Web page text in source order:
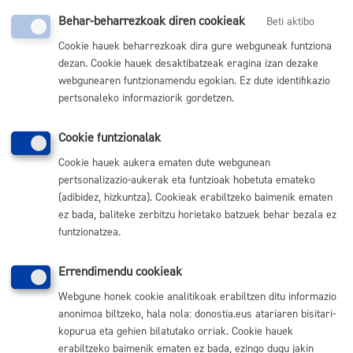
Itxi fitxa
Dokumentuak
Hemen aurkituko dituzue, modifikatuak izan diren
ordenan, eskaintzarekin loturiko dokumentuak:
FOMENTO BASES GENERALES_eu.pdf
FOMENTO BASES ESPECIFICAS-ANEXO 1_TDEC_eu.pdf
« Itzuli
LAN ESKAINTZA:
Listado de Oferta Pública de Empleo (OPE)
Behar-beharrezkoak diren cookieak
Beti aktibo
Cookie hauek beharrezkoak dira gure webguneak funtziona
dezan. Cookie hauek desaktibatzeak eragina izan dezake
webgunearen funtzionamendu egokian. Ez dute identifikazio
pertsonaleko informaziorik gordetzen.
Cookie funtzionalak
Cookie hauek aukera ematen dute webgunean
pertsonalizazio-aukerak eta funtzioak hobetuta emateko
(adibidez, hizkuntza). Cookieak erabiltzeko baimenik ematen
ez bada, baliteke zerbitzu horietako batzuek behar bezala ez
funtzionatzea.
Errendimendu cookieak
Webgune honek cookie analitikoak erabiltzen ditu informazio
anonimoa biltzeko, hala nola: donostia.eus atariaren bisitari-
kopurua eta gehien bilatutako orriak. Cookie hauek
erabiltzeko baimenik ematen ez bada, ezingo dugu jakin